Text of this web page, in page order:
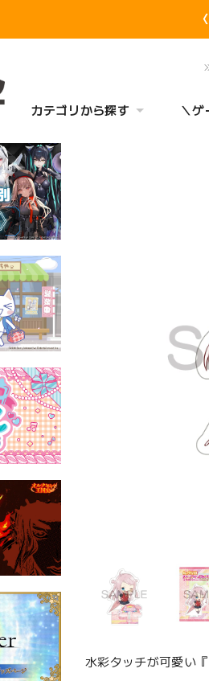
カテゴリから探す ＼ゲ
水彩タッチが可愛い